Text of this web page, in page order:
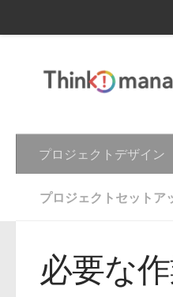
プロジェクトデザイン
プロジェクトセットア
必要な